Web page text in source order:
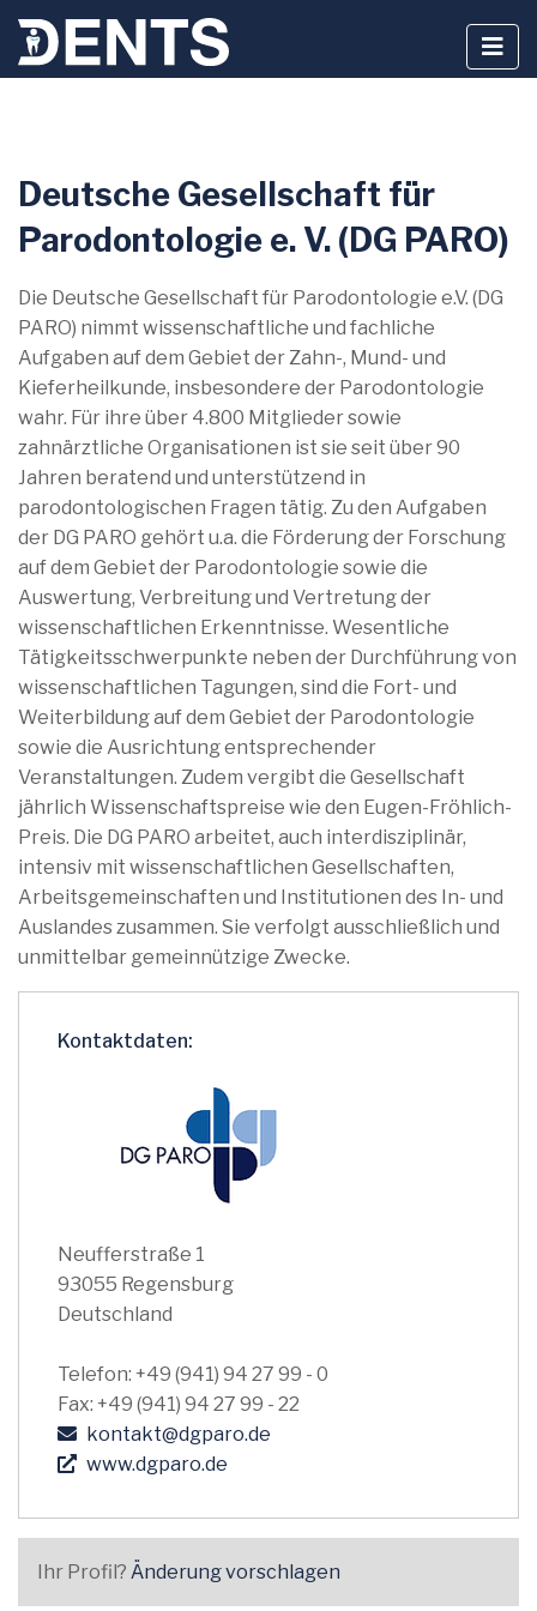
Inhalt
Deutsche Gesellschaft für
Parodontologie e. V. (DG PARO)
Die Deutsche Gesellschaft für Parodontologie e.V. (DG
PARO) nimmt wissenschaftliche und fachliche
Aufgaben auf dem Gebiet der Zahn-, Mund- und
Kieferheilkunde, insbesondere der Parodontologie
wahr. Für ihre über 4.800 Mitglieder sowie
zahnärztliche Organisationen ist sie seit über 90
Jahren beratend und unterstützend in
parodontologischen Fragen tätig. Zu den Aufgaben
der DG PARO gehört u.a. die Förderung der Forschung
auf dem Gebiet der Parodontologie sowie die
Auswertung, Verbreitung und Vertretung der
wissenschaftlichen Erkenntnisse. Wesentliche
Tätigkeitsschwerpunkte neben der Durchführung von
wissenschaftlichen Tagungen, sind die Fort- und
Weiterbildung auf dem Gebiet der Parodontologie
sowie die Ausrichtung entsprechender
Veranstaltungen. Zudem vergibt die Gesellschaft
jährlich Wissenschaftspreise wie den Eugen-Fröhlich-
Preis. Die DG PARO arbeitet, auch interdisziplinär,
intensiv mit wissenschaftlichen Gesellschaften,
Arbeitsgemeinschaften und Institutionen des In- und
Auslandes zusammen. Sie verfolgt ausschließlich und
unmittelbar gemeinnützige Zwecke.
Kontaktdaten:
Neufferstraße 1
93055 Regensburg
Deutschland
Telefon: +49 (941) 94 27 99 - 0
Fax: +49 (941) 94 27 99 - 22
kontakt@dgparo.de
www.dgparo.de
Ihr Profil? Änderung vorschlagen